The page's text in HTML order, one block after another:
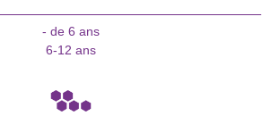
- de 6 ans
6-12 ans